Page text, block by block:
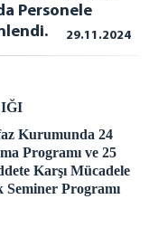
Personele
29.11.2024
Kurumunda 24
Programı ve 25
Karşı Mücadele
Seminer Programı